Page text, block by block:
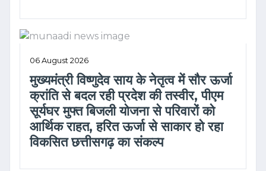
06 August 2026
मुख्यमंत्री विष्णुदेव साय के नेतृत्व में सौर ऊर्जा
क्रांति से बदल रही प्रदेश की तस्वीर, पीएम
सूर्यघर मुफ्त बिजली योजना से परिवारों को
आर्थिक राहत, हरित ऊर्जा से साकार हो रहा
विकसित छत्तीसगढ़ का संकल्प